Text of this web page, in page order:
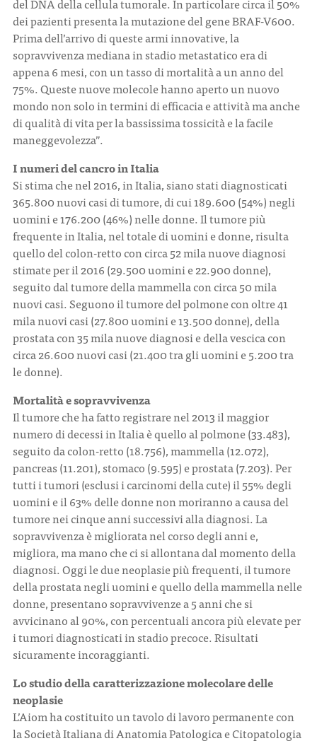
dei pazienti presenta la mutazione del gene BRAF-V600.
Prima dell’arrivo di queste armi innovative, la
sopravvivenza mediana in stadio metastatico era di
appena 6 mesi, con un tasso di mortalità a un anno del
75%. Queste nuove molecole hanno aperto un nuovo
mondo non solo in termini di efficacia e attività ma anche
di qualità di vita per la bassissima tossicità e la facile
maneggevolezza”.
I numeri del cancro in Italia
Si stima che nel 2016, in Italia, siano stati diagnosticati
365.800 nuovi casi di tumore, di cui 189.600 (54%) negli
uomini e 176.200 (46%) nelle donne. Il tumore più
frequente in Italia, nel totale di uomini e donne, risulta
quello del colon-retto con circa 52 mila nuove diagnosi
stimate per il 2016 (29.500 uomini e 22.900 donne),
seguito dal tumore della mammella con circa 50 mila
nuovi casi. Seguono il tumore del polmone con oltre 41
mila nuovi casi (27.800 uomini e 13.500 donne), della
prostata con 35 mila nuove diagnosi e della vescica con
circa 26.600 nuovi casi (21.400 tra gli uomini e 5.200 tra
le donne).
Mortalità e sopravvivenza
Il tumore che ha fatto registrare nel 2013 il maggior
numero di decessi in Italia è quello al polmone (33.483),
seguito da colon-retto (18.756), mammella (12.072),
pancreas (11.201), stomaco (9.595) e prostata (7.203). Per
tutti i tumori (esclusi i carcinomi della cute) il 55% degli
uomini e il 63% delle donne non moriranno a causa del
tumore nei cinque anni successivi alla diagnosi. La
sopravvivenza è migliorata nel corso degli anni e,
migliora, ma mano che ci si allontana dal momento della
diagnosi. Oggi le due neoplasie più frequenti, il tumore
della prostata negli uomini e quello della mammella nelle
donne, presentano sopravvivenze a 5 anni che si
avvicinano al 90%, con percentuali ancora più elevate per
i tumori diagnosticati in stadio precoce. Risultati
sicuramente incoraggianti.
Lo studio della caratterizzazione molecolare delle
neoplasie
L’Aiom ha costituito un tavolo di lavoro permanente con
la Società Italiana di Anatomia Patologica e Citopatologia